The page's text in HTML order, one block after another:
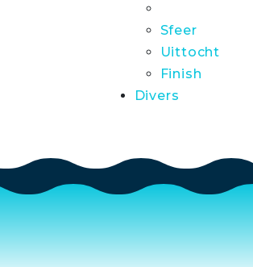
Sfeer
Uittocht
Finish
Divers